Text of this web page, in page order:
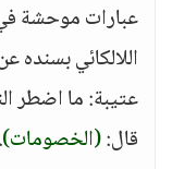
عبارات موحشة في
اللالكائي
عتيبة: ما اضطر
قال:(الخصومات).